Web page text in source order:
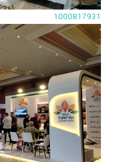
1000817931